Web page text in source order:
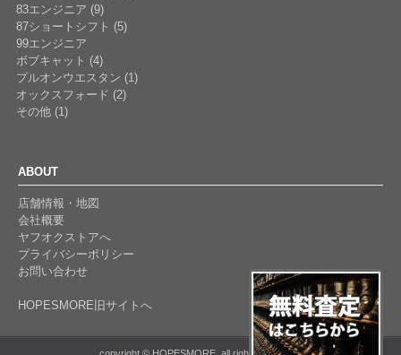
83エンジニア (9)
87ショートシフト (5)
99エンジニア
ボブキャット (4)
プルオンウエスタン (1)
オックスフォード (2)
その他 (1)
ABOUT
店舗情報・地図
会社概要
ヤフオクストアへ
プライバシーポリシー
お問い合わせ
HOPESMORE旧サイトへ